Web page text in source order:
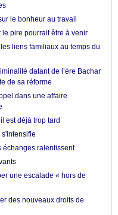
le bonheur au travail
pire pourrait être à venir
liens familiaux au temps du
datant de l’ère Bachar
de sa réforme
dans une affaire
est déjà trop tard
échanges ralentissent
une escalade « hors de
des nouveaux droits de